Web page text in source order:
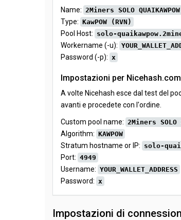
Name: 2Miners SOLO QUAIKAWPOW
Type: KawPOW (RVN)
Pool Host: solo-
Workername (-u):
Password (-p): x
Impostazioni per
A volte Nicehash esce dal test del
avanti e procedete con l'ordine.
Custom pool name: 2Miners SOLO
Algorithm: KAWPOW
Stratum hostname or IP: solo-
Port: 4949
Username: YOUR_WALLET_ADDRESS
Password: x
Impostazioni di